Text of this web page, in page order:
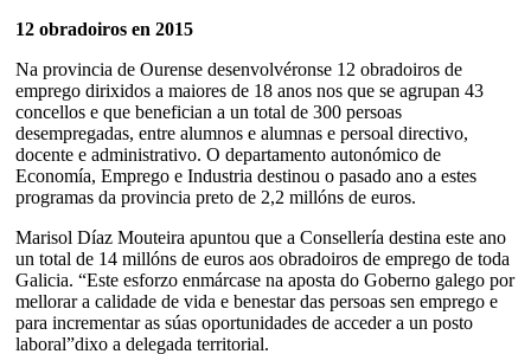
12 obradoiros en 2015
Na provincia de Ourense desenvolvéronse 12 obradoiros de
emprego dirixidos a maiores de 18 anos nos que se agrupan 43
concellos e que benefician a un total de 300 persoas
desempregadas, entre alumnos e alumnas e persoal directivo,
docente e administrativo. O departamento autonómico de
Economía, Emprego e Industria destinou o pasado ano a estes
programas da provincia preto de 2,2 millóns de euros.
Marisol Díaz Mouteira apuntou que a Consellería destina este ano
un total de 14 millóns de euros aos obradoiros de emprego de toda
Galicia. “Este esforzo enmárcase na aposta do Goberno galego por
mellorar a calidade de vida e benestar das persoas sen emprego e
para incrementar as súas oportunidades de acceder a un posto
laboral”dixo a delegada territorial.